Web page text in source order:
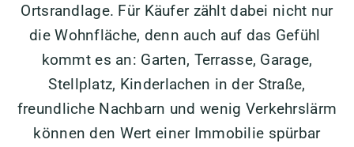
Ortsrandlage. Für Käufer zählt dabei nicht nur
die Wohnfläche, denn auch auf das Gefühl
kommt es an: Garten, Terrasse, Garage,
Stellplatz, Kinderlachen in der Straße,
freundliche Nachbarn und wenig Verkehrslärm
können den Wert einer Immobilie spürbar